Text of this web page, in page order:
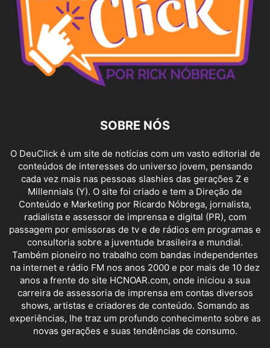
SOBRE NÓS
O DeuClick é um site de notícias com um vasto editorial de
conteúdos de interesses do universo jovem, pensando
cada vez mais nas pessoas slashies das gerações Z e
Millennials (Y). O site foi criado e tem a Direção de
Conteúdo e Marketing por Ricardo Nóbrega, jornalista,
radialista e assessor de imprensa e digital (PR), com
passagem por emissoras de tv e de rádios em programas e
consultoria sobre a juventude brasileira e mundial.
Também pioneiro no trabalho com bandas independentes
na internet e rádio FM nos anos 2000 e por mais de 10 dez
anos a frente do site HCNOAR.com, onde iniciou a sua
carreira de assessoria de imprensa em contas diversos
shows, artistas e criadores de conteúdo. Somando as
experiências, lhe traz um profundo conhecimento sobre as
novas gerações e suas tendências de consumo.